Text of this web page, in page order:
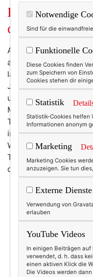
Liebes Leben,
dich!
Apropos Leben.
aus dem Zittern vor
lautenden Meldungen
Jahren in Kraft, am
und Übergangfrist ...
Monaten bis zu den
Texterella)
immer noch zwei
Wochen. Demnächst
Tagen vor D-Day
doch langsam mal
Notwendige
Sind für die
Funktionelle
Diese Cookies finden
zum Speichern von
Cookies stehen dir
Statistik
Statistik-Cookies helfen
Informationen anonym
Marketing
Marketing Cookies
anzuzeigen. Sie tun
Externe Dienste
Verwendung von
erlauben
YouTube Videos
In einigen Beiträgen
verwendet, d. h. dass
einen aktiven Klick die
Die Videos werden